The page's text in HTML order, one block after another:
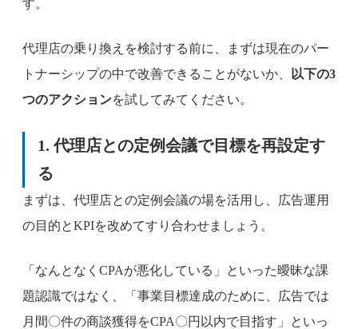
す。
代理店の乗り換えを検討する前に、まずは現在のパー
トナーシップの中で改善できることがないか、
以下の3
つのアクションを試してみてください。
1. 代理店との定例会議で目標を再設定す
る
まずは、代理店との定例会議の場を活用し、広告運用
の目的とKPIを改めてすり合わせましょう。
「なんとなくCPAが悪化している」といった曖昧な課
題認識ではなく、「事業目標達成のために、広告では
月間〇件の商談獲得をCPA〇円以内で目指す」といっ